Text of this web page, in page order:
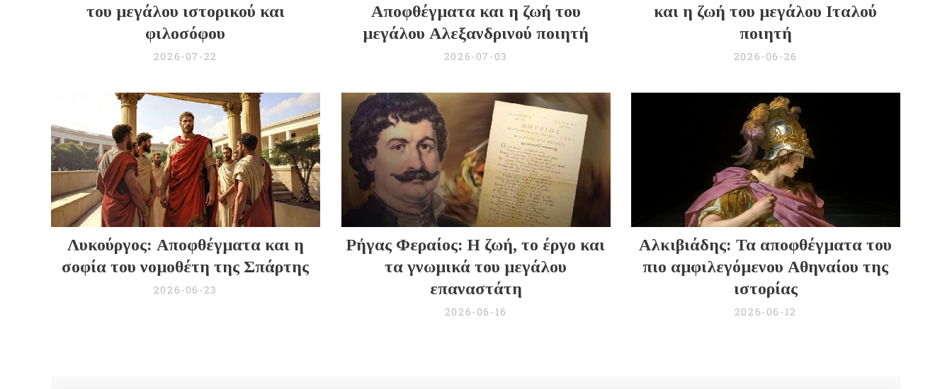
του μεγάλου ιστορικού και
φιλοσόφου
2026-07-22
Αποφθέγματα και η ζωή του
μεγάλου Αλεξανδρινού ποιητή
2026-07-03
και η ζωή του μεγάλου Ιταλού
ποιητή
2026-06-26
Λυκούργος: Αποφθέγματα και η
σοφία του νομοθέτη της Σπάρτης
2026-06-23
Ρήγας Φεραίος: Η ζωή, το έργο και
τα γνωμικά του μεγάλου
επαναστάτη
2026-06-16
Αλκιβιάδης: Τα αποφθέγματα του
πιο αμφιλεγόμενου Αθηναίου της
ιστορίας
2026-06-12